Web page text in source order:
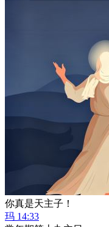
你真是天主子！
玛 14:33